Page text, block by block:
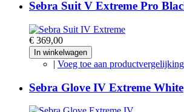
Sebra Suit V Extreme Pro
€ 369,00
In winkelwagen
| Voeg toe aan productvergelijking
Sebra Glove IV Extreme White